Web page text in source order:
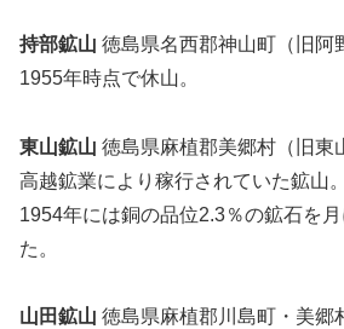
持部鉱山 徳島県名西郡神山町（旧阿
1955年時点で休山。
東山鉱山 徳島県麻植郡美郷村（旧東
高越鉱業により稼行されていた鉱山。
1954年には銅の品位2.3％の鉱石を
た。
山田鉱山 徳島県麻植郡川島町・美郷